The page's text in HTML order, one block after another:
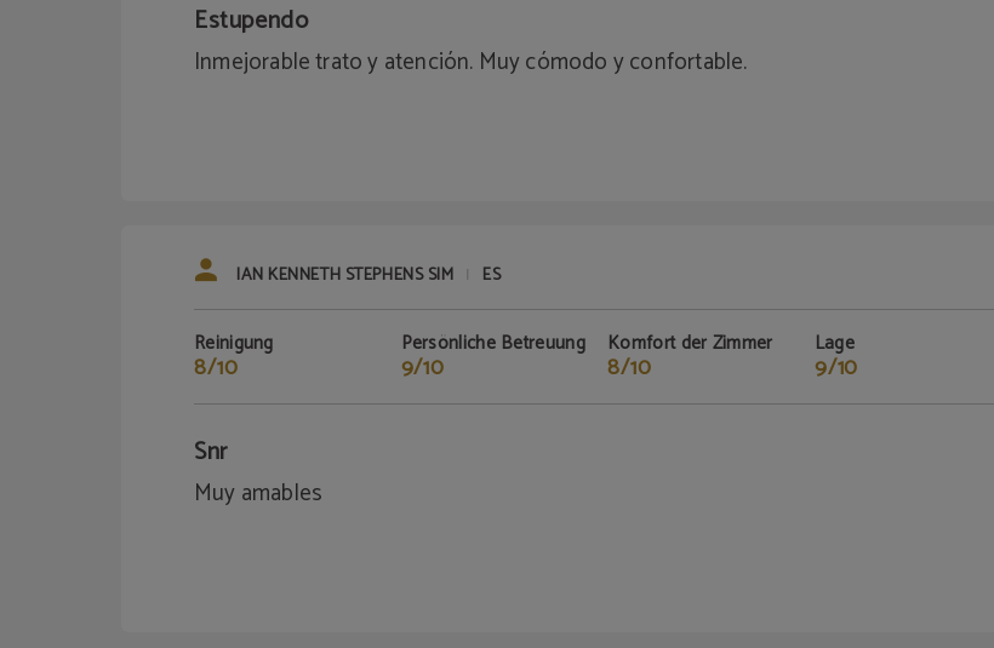
Estupendo
Inmejorable trato y atención. Muy cómodo y confortable.
IAN KENNETH STEPHENS SIM | ES
Reinigung
8/10
Persönliche Betreuung
9/10
Komfort der Zimmer
8/10
Lage
9/10
Snr
Muy amables